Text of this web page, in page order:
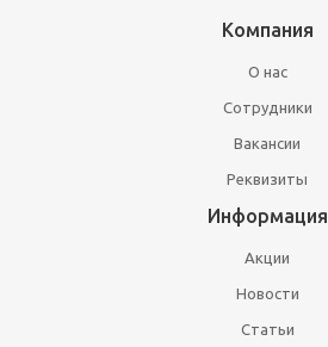
Компания
О нас
Сотрудники
Вакансии
Реквизиты
Информация
Акции
Новости
Статьи